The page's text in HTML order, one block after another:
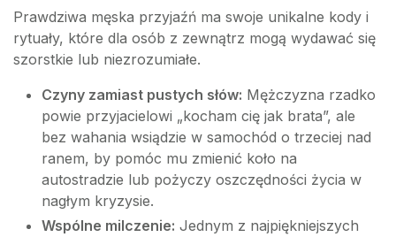
Prawdziwa męska przyjaźń ma swoje unikalne kody i
rytuały, które dla osób z zewnątrz mogą wydawać się
szorstkie lub niezrozumiałe.
Czyny zamiast pustych słów: Mężczyzna rzadko
powie przyjacielowi „kocham cię jak brata”, ale
bez wahania wsiądzie w samochód o trzeciej nad
ranem, by pomóc mu zmienić koło na
autostradzie lub pożyczy oszczędności życia w
nagłym kryzysie.
Wspólne milczenie: Jednym z najpiękniejszych